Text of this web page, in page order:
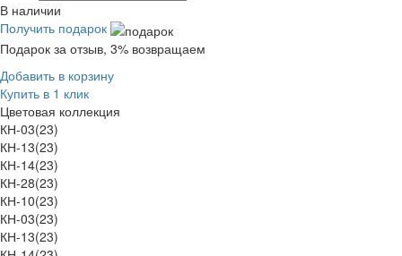
В наличии
Получить подарок
Подарок за отзыв, 3% возвращаем
Добавить в корзину
Купить в 1 клик
Цветовая коллекция
КН-03(23)
КН-13(23)
КН-14(23)
КН-28(23)
КН-10(23)
КН-03(23)
КН-13(23)